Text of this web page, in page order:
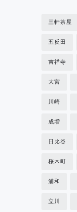
三軒茶屋
五反田
吉祥寺
大宮
川崎
成増
日比谷
桜木町
浦和
立川